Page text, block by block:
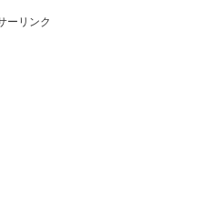
ーリンク